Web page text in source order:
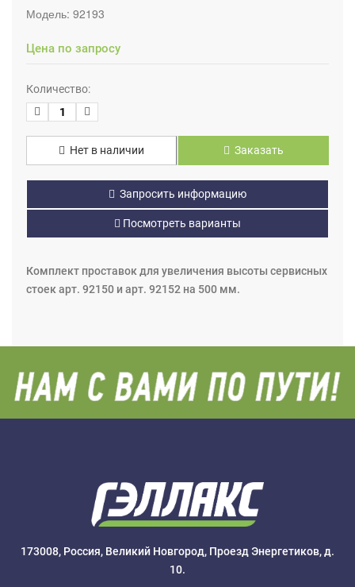
Модель: 92193
Цена по запросу
Количество:
Нет в наличии Заказать
Запросить информацию
Посмотреть варианты
Комплект проставок для увеличения высоты сервисных
стоек арт. 92150 и арт. 92152 на 500 мм.
173008, Россия, Великий Новгород, Проезд Энергетиков, д.
10.